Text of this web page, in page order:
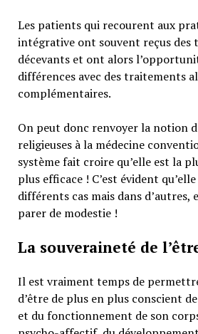
Les patients qui recourent aux
intégrative ont souvent reçus des
décevants et ont alors
différences avec des traitements
complémentaires.
On peut donc renvoyer la notion
religieuses à la médecine
système fait croire qu’elle est la
plus efficace ! C’est évident
différents cas mais dans d’autres,
parer de modestie !
La souveraineté de
Il est vraiment temps de
d’être de plus en plus conscient
et du fonctionnement de son